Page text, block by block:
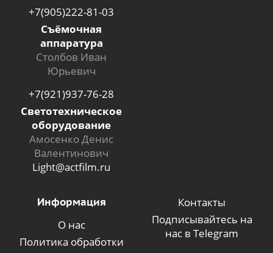
+7(905)222-81-03
Съёмочная
аппаратура
Столбов Иван
Юрьевич
+7(921)937-76-28
Светотехническое
оборудование
Амосенко Денис
Валентинович
Light@actfilm.ru
Информация
О нас
Политика обработки
Контакты
Подписывайтесь на
нас в Telegram